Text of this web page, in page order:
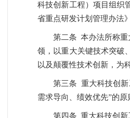
科技创新工程）项目组织
省重点研发计划管理办法
第二条 本办法所称重
领，以重大关键技术突破
以及颠覆性技术创新，为
第三条 重大科技创
需求导向、绩效优先”的原
第四条 重大科技创新